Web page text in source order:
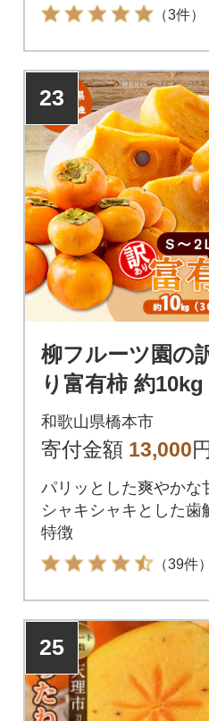
（3件）
23
柳フルーツ園の
り富有柿 約10kg
26年10月以降発
和歌山県橋本市
寄付金額 13,000円
パリッとした爽やかな
シャキシャキとした歯
特徴
（39件）
25